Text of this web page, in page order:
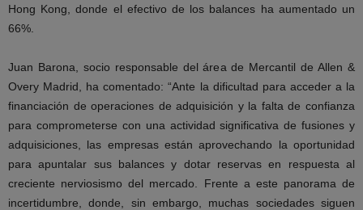
Hong Kong, donde el efectivo de los balances ha aumentado un
66%.
Juan Barona, socio responsable del área de Mercantil de Allen &
Overy Madrid, ha comentado: “Ante la dificultad para acceder a la
financiación de operaciones de adquisición y la falta de confianza
para comprometerse con una actividad significativa de fusiones y
adquisiciones, las empresas están aprovechando la oportunidad
para apuntalar sus balances y dotar reservas en respuesta al
creciente nerviosismo del mercado. Frente a este panorama de
incertidumbre, donde, sin embargo, muchas sociedades siguen